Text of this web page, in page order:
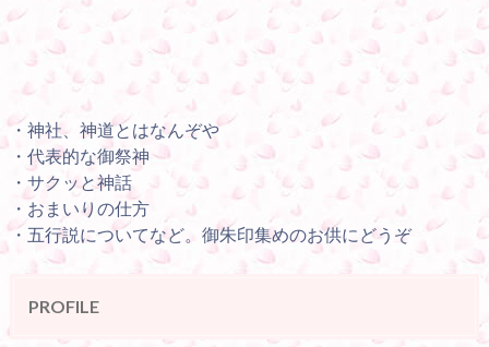
・神社、神道とはなんぞや
・代表的な御祭神
・サクッと神話
・おまいりの仕方
・五行説についてなど。御朱印集めのお供にどうぞ
PROFILE